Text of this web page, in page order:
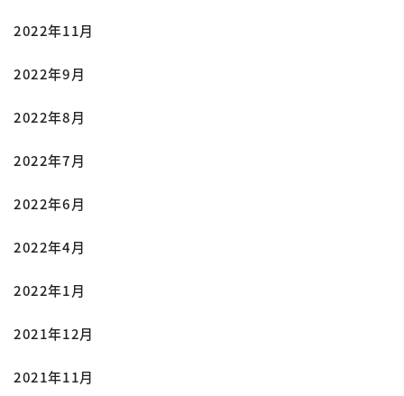
2022年11月
2022年9月
2022年8月
2022年7月
2022年6月
2022年4月
2022年1月
2021年12月
2021年11月